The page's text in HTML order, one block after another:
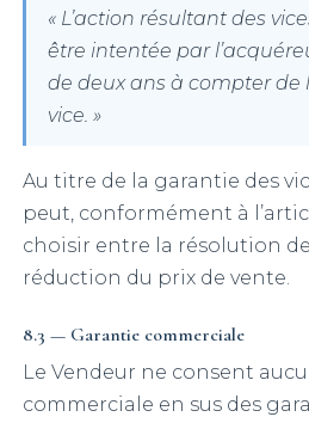
« L’action résultant des
être intentée par
de deux ans à compter de
vice. »
Au titre de la garantie des
peut, conformément à
choisir entre la résolution
réduction du prix de vente.
8.3 — Garantie commerciale
Le Vendeur ne consent
commerciale en sus des